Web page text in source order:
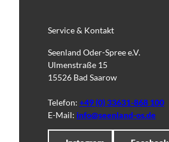
Service & Kontakt
Seenland Oder-Spree e.V.
Ulmenstraße 15
15526 Bad Saarow
Telefon: +49 (0) 33631-868 100
E-Mail: info@seenland-os.de